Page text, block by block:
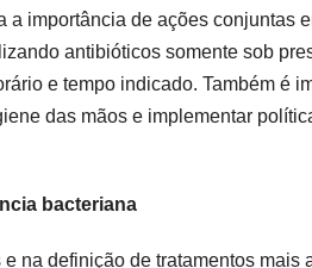
a importância de ações conjuntas
antibióticos somente sob
e tempo indicado. Também é
das mãos e implementar
bacteriana
na definição de tratamentos mais